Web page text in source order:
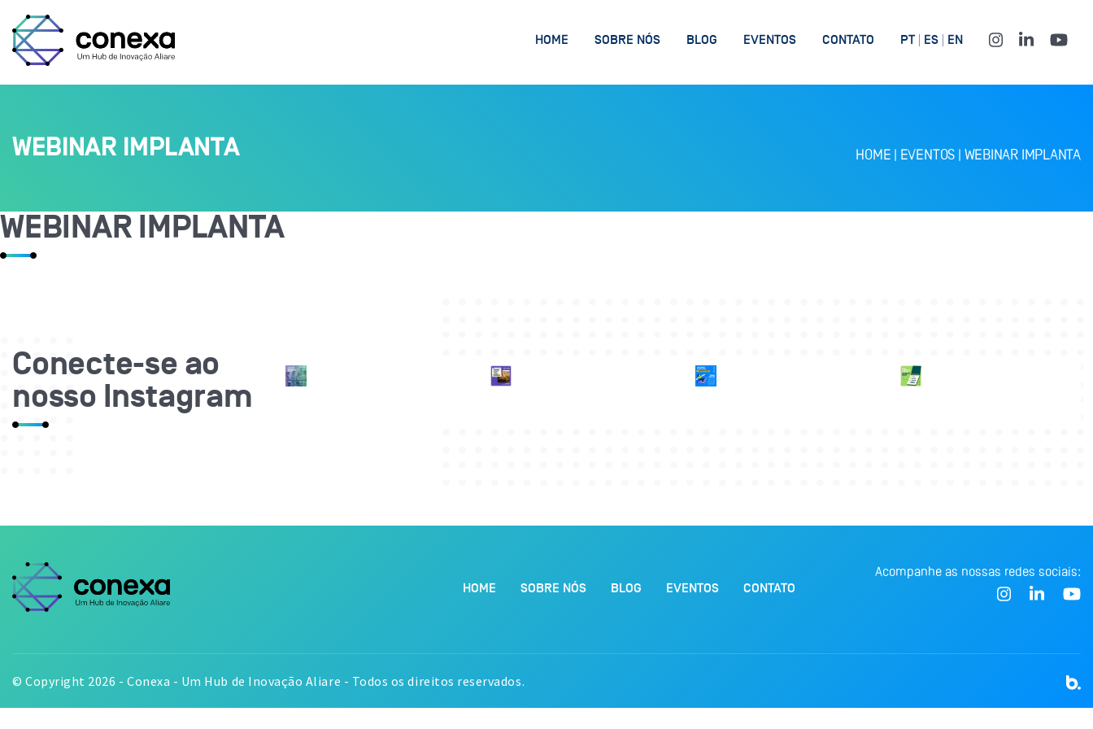
HOME SOBRE NÓS BLOG EVENTOS CONTATO PT ES EN
WEBINAR IMPLANTA HOME | EVENTOS | WEBINAR IMPLANTA
WEBINAR IMPLANTA
Conecte-se ao
nosso Instagram
HOME SOBRE NÓS BLOG EVENTOS CONTATO
Acompanhe as nossas redes sociais:
© Copyright 2026 - Conexa - Um Hub de Inovação Aliare - Todos os direitos reservados.